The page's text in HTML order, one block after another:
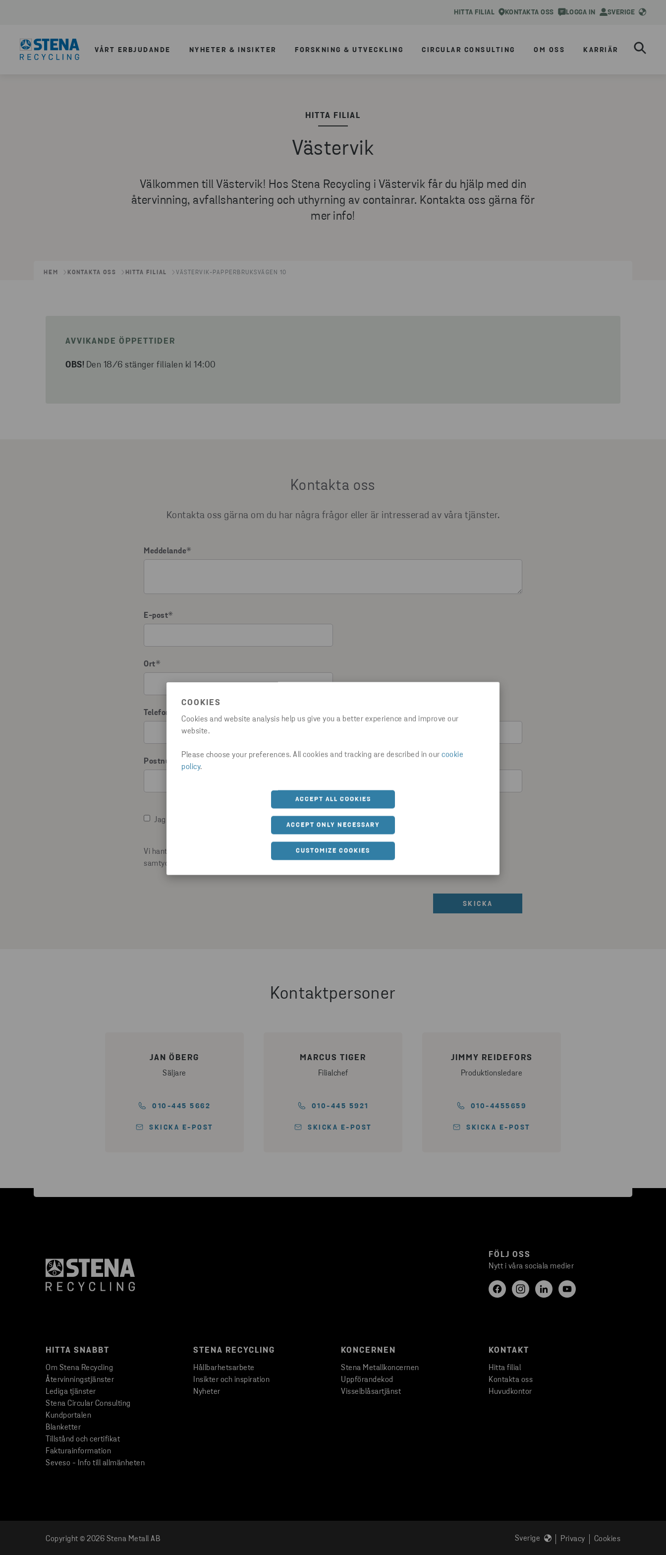
COOKIES
Cookies and website analysis help us give you a better experience and improve our
website.
Please choose your preferences. All cookies and tracking are described in our cookie
policy.
ACCEPT ALL COOKIES
ACCEPT ONLY NECESSARY
CUSTOMIZE COOKIES
HITTA FILIAL KONTAKTA OSS LOGGA IN SVERIGE
VÅRT ERBJUDANDE NYHETER & INSIKTER FORSKNING & UTVECKLING CIRCULAR CONSULTING OM OSS KARRIÄR
HITTA FILIAL
Västervik
Välkommen till Västervik! Hos Stena Recycling i Västervik får du hjälp med din
återvinning, avfallshantering och uthyrning av containrar. Kontakta oss gärna för
mer info!
HEM KONTAKTA OSS HITTA FILIAL VÄSTERVIK-PAPPERBRUKSVÄGEN 10
AVVIKANDE ÖPPETTIDER
OBS! Den 18/6 stänger filialen kl 14:00
Kontakta oss
Kontakta oss gärna om du har några frågor eller är intresserad av våra tjänster.
Meddelande*
E-post*
Ort*
Telefonnummer
Postnummer
Jag godkänner villkoren i Stena Recyclings Integritetspolicy
Vi hanterar dina personuppgifter i enlighet med vår Integritetspolicy. Du kan när som helst återkalla ditt
samtycke.
Kontaktpersoner
JAN ÖBERG
Säljare
010-445 5662
SKICKA E-POST
MARCUS TIGER
Filialchef
010-445 5921
SKICKA E-POST
JIMMY REIDEFORS
Produktionsledare
010-4455659
SKICKA E-POST
FÖLJ OSS
Nytt i våra sociala medier
HITTA SNABBT
Om Stena Recycling
Återvinningstjänster
Lediga tjänster
Stena Circular Consulting
Kundportalen
Blanketter
Tillstånd och certifikat
Fakturainformation
Seveso - Info till allmänheten
STENA RECYCLING
Hållbarhetsarbete
Insikter och inspiration
Nyheter
KONCERNEN
Stena Metallkoncernen
Uppförandekod
Visselblåsartjänst
KONTAKT
Hitta filial
Kontakta oss
Huvudkontor
Copyright © 2026 Stena Metall AB Sverige Privacy Cookies